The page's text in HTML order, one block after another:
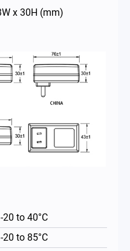
x 30H (mm)
-20 to 40°C
-20 to 85°C